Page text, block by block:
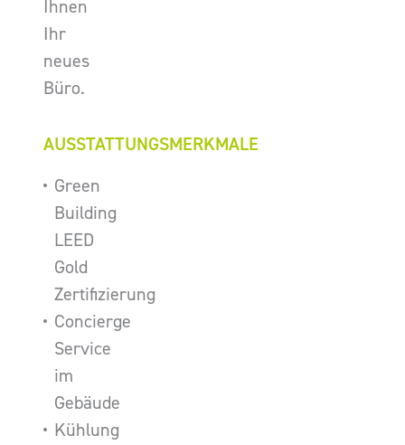
Ihnen
Ihr
neues
Büro.
AUSSTATTUNGSMERKMALE
Green
Building
LEED
Gold
Zertifizierung
Concierge
Service
im
Gebäude
Kühlung